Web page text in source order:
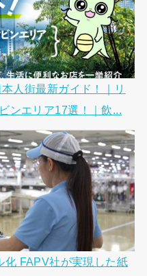
人街最新ガイド！｜リ
ンエリア17選！｜飲...
化 FAPV社が実現した紙